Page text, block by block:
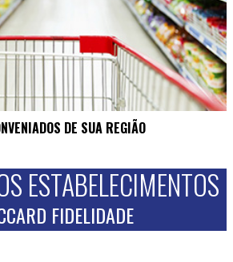
DE SUA REGIÃO
ESTABELECIMENTOS
FIDELIDADE